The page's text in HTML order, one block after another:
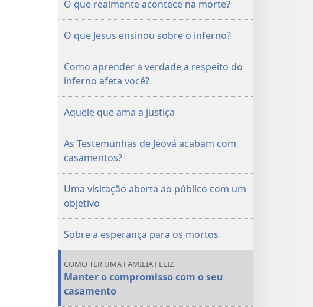
O que realmente acontece na morte?
O que Jesus ensinou sobre o inferno?
Como aprender a verdade a respeito do
inferno afeta você?
Aquele que ama a justiça
As Testemunhas de Jeová acabam com
casamentos?
Uma visitação aberta ao público com um
objetivo
Sobre a esperança para os mortos
COMO TER UMA FAMÍLIA FELIZ
Manter o compromisso com o seu
casamento